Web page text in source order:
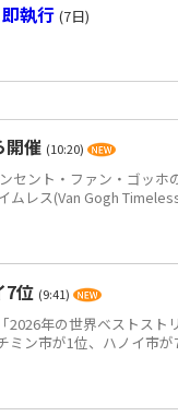
執行 (7日)
開催 (10:20)
セント・ファン・ゴッホ
ムレス(Van Gogh
7位 (9:41)
年の世界ベストスト
ン市が1位、ハノイ市が